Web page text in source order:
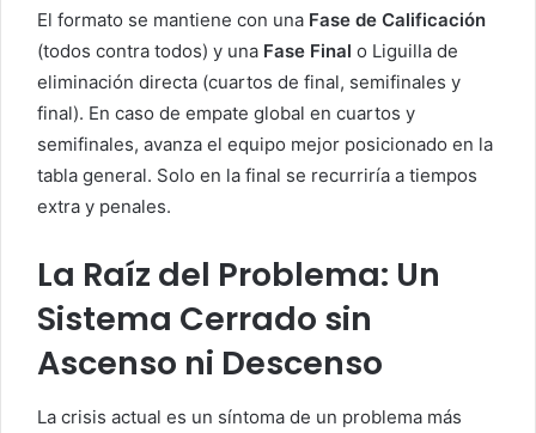
El formato se mantiene con una Fase de Calificación
(todos contra todos) y una Fase Final o Liguilla de
eliminación directa (cuartos de final, semifinales y
final). En caso de empate global en cuartos y
semifinales, avanza el equipo mejor posicionado en la
tabla general. Solo en la final se recurriría a tiempos
extra y penales.
La Raíz del Problema: Un
Sistema Cerrado sin
Ascenso ni Descenso
La crisis actual es un síntoma de un problema más